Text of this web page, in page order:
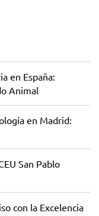
en España:
Animal
en Madrid:
San Pablo
con la Excelencia